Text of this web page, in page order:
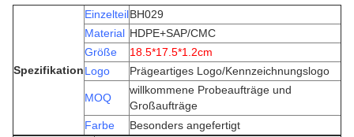
Spezifikation
EinzelteilBH029
Material HDPE+SAP/CMC
Größe
18.5*17.5*1.2cm
Logo
Prägeartiges Logo/Kennzeichnungslogo
MOQ
willkommene Probeaufträge und
Großaufträge
Farbe
Besonders angefertigt